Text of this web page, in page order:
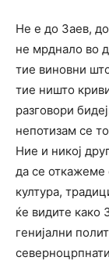
Не е до Заев,
не мрднало во
тие виновни
тие ништо
разговори
непотизам се
Ние и никој
да се откажеме
култура,
ќе видите како
генијални